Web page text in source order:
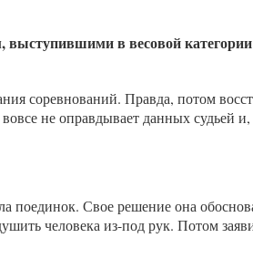
выступившими в весовой категории
соревнований. Правда, потом
не оправдывает данных судьей
поединок. Свое решение она
человека из-под рук. Потом